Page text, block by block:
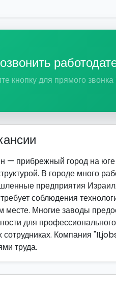
кнопку для прямого
— прибрежный город на юге
В городе много
предприятия
соблюдения
месте. Многие заводы
для
сотрудниках. Компания
труда.